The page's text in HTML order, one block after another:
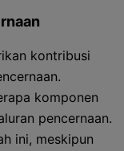
kontribusi
komponen
pencernaan.
ini, meskipun